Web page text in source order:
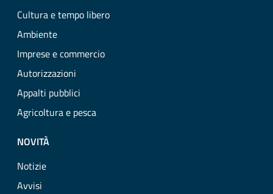
Cultura e tempo libero
Ambiente
Imprese e commercio
Autorizzazioni
Appalti pubblici
Agricoltura e pesca
NOVITÀ
Notizie
Avvisi